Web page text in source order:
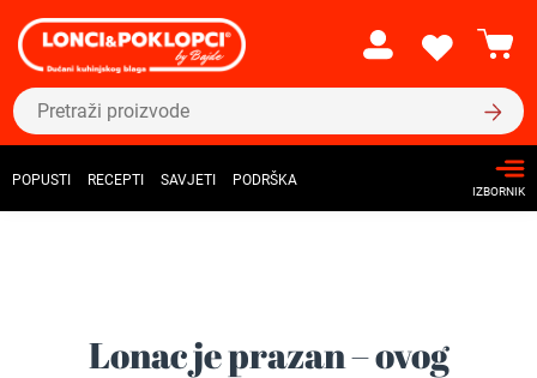
POPUSTI RECEPTI SAVJETI PODRŠKA
IZBORNIK
Lonac je prazan – ovog